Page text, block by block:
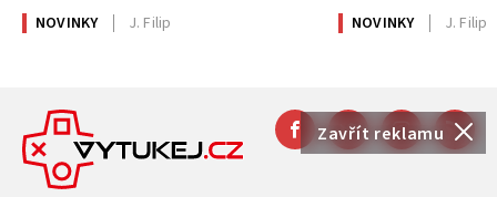
Zavřít reklamu
NOVINKY J. Filip NOVINKY J. Filip